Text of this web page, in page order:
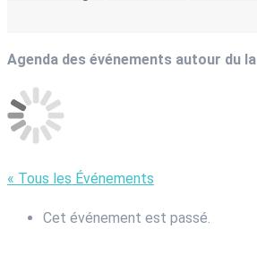
Agenda des événements autour du
« Tous les Événements
Cet événement est passé.